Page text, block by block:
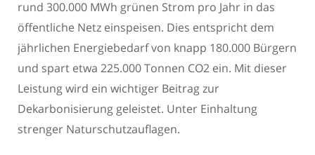
rund 300.000 MWh grünen Strom pro Jahr in das
öffentliche Netz einspeisen. Dies entspricht dem
jährlichen Energiebedarf von knapp 180.000 Bürgern
und spart etwa 225.000 Tonnen CO2 ein. Mit dieser
Leistung wird ein wichtiger Beitrag zur
Dekarbonisierung geleistet. Unter Einhaltung
strenger Naturschutzauflagen.